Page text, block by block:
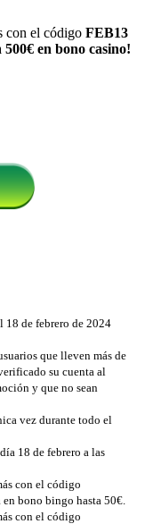
con el código FEB13
500€ en bono casino!
18 de febrero de 2024
que lleven más de
su cuenta al
y que no sean
vez durante todo el
18 de febrero a las
con el código
bono bingo hasta 50€.
con el código